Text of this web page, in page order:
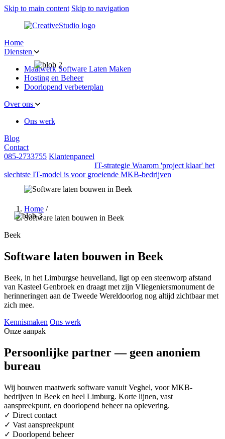
Skip to main content Skip to navigation
Home
Diensten
Maatwerk Software Laten Maken
Hosting en Beheer
Doorlopend verbeterplan
Over ons
Ons werk
Blog
Contact
085-2733755 Klantenpaneel
IT-strategie Waarom 'project klaar' het
slechtste IT-model is voor groeiende MKB-bedrijven
Home /
Software laten bouwen in Beek
Beek
Software laten bouwen in Beek
Beek, in het Limburgse heuvelland, ligt op een steenworp afstand
van Kasteel Genbroek en draagt met zijn Vliegeniersmonument de
herinneringen aan de Tweede Wereldoorlog nog altijd zichtbaar met
zich mee.
Kennismaken Ons werk
Onze aanpak
Persoonlijke partner — geen anoniem
bureau
Wij bouwen maatwerk software vanuit Veghel, voor MKB-
bedrijven in Beek en heel Limburg. Korte lijnen, vast
aanspreekpunt, en doorlopend beheer na oplevering.
✓ Direct contact
✓ Vast aanspreekpunt
✓ Doorlopend beheer